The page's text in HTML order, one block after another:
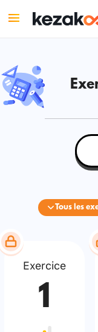
Tous les
Exercice
1